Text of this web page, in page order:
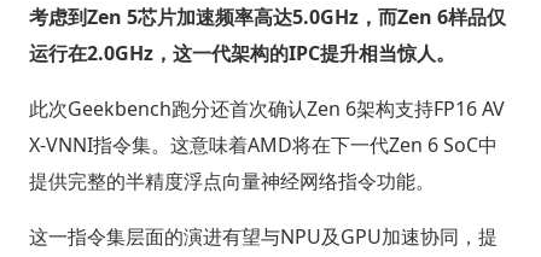
考虑到Zen 5芯片加速频率高达5.0GHz，而Zen 6样品仅
运行在2.0GHz，这一代架构的IPC提升相当惊人。
此次Geekbench跑分还首次确认Zen 6架构支持FP16 AV
X-VNNI指令集。这意味着AMD将在下一代Zen 6 SoC中
提供完整的半精度浮点向量神经网络指令功能。
这一指令集层面的演进有望与NPU及GPU加速协同，提